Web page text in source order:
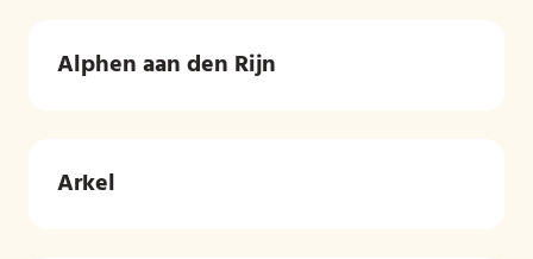
Alphen aan den Rijn
Arkel